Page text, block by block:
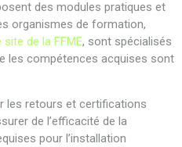
des modules pratiques et
organismes de formation,
site de la FFME, sont spécialisés
les compétences acquises sont
les retours et certifications
de l’efficacité de la
pour l’installation